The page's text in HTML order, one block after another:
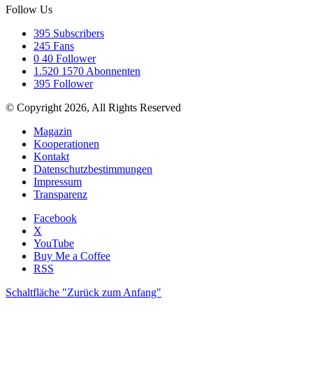
Follow Us
395 Subscribers
245 Fans
0 40 Follower
1.520 1570 Abonnenten
395 Follower
© Copyright 2026, All Rights Reserved
Magazin
Kooperationen
Kontakt
Datenschutzbestimmungen
Impressum
Transparenz
Facebook
X
YouTube
Buy Me a Coffee
RSS
Schaltfläche "Zurück zum Anfang"